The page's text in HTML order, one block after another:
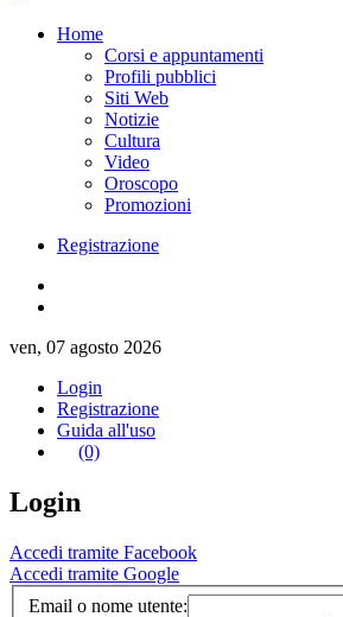
Home
Corsi e appuntamenti
Profili pubblici
Siti Web
Notizie
Cultura
Video
Oroscopo
Promozioni
Registrazione
ven, 07 agosto 2026
Login
Registrazione
Guida all'uso
(0)
Login
Accedi tramite Facebook
Accedi tramite Google
Email o nome utente: